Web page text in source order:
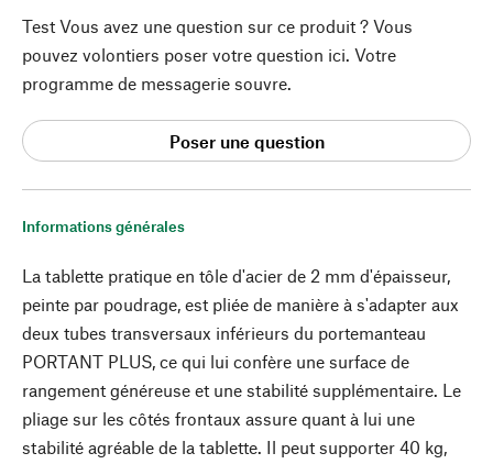
Informations générales
La tablette pratique en tôle d'acier de 2 mm d'épaisseur,
peinte par poudrage, est pliée de manière à s'adapter aux
deux tubes transversaux inférieurs du portemanteau
PORTANT PLUS, ce qui lui confère une surface de
rangement généreuse et une stabilité supplémentaire. Le
pliage sur les côtés frontaux assure quant à lui une
stabilité agréable de la tablette. Il peut supporter 40 kg,
Test Vous avez une question sur ce produit ? Vous
pouvez volontiers poser votre question ici. Votre
programme de messagerie souvre.
Poser une question